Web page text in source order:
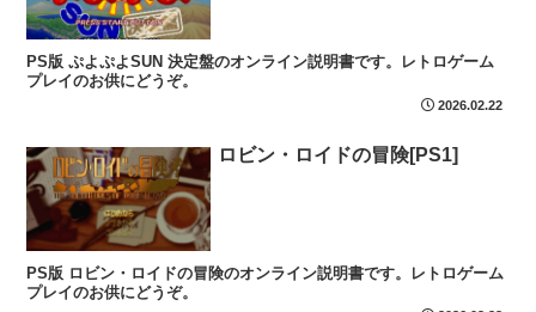
PS版 ぷよぷよSUN 決定盤のオンライン説明書です。レトロゲーム
プレイのお供にどうぞ。
2026.02.22
ロビン・ロイドの冒険[PS1]
PS版 ロビン・ロイドの冒険のオンライン説明書です。レトロゲーム
プレイのお供にどうぞ。